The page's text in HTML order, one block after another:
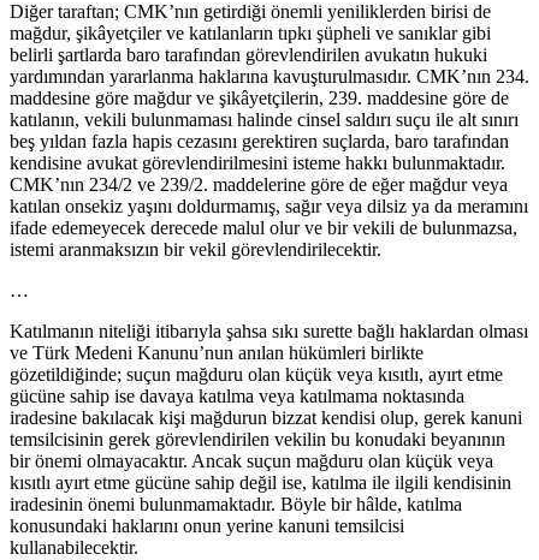
Diğer taraftan; CMK’nın getirdiği önemli yeniliklerden birisi de
mağdur, şikâyetçiler ve katılanların tıpkı şüpheli ve sanıklar gibi
belirli şartlarda baro tarafından görevlendirilen avukatın hukuki
yardımından yararlanma haklarına kavuşturulmasıdır. CMK’nın 234.
maddesine göre mağdur ve şikâyetçilerin, 239. maddesine göre de
katılanın, vekili bulunmaması halinde cinsel saldırı suçu ile alt sınırı
beş yıldan fazla hapis cezasını gerektiren suçlarda, baro tarafından
kendisine avukat görevlendirilmesini isteme hakkı bulunmaktadır.
CMK’nın 234/2 ve 239/2. maddelerine göre de eğer mağdur veya
katılan onsekiz yaşını doldurmamış, sağır veya dilsiz ya da meramını
ifade edemeyecek derecede malul olur ve bir vekili de bulunmazsa,
istemi aranmaksızın bir vekil görevlendirilecektir.
…
Katılmanın niteliği itibarıyla şahsa sıkı surette bağlı haklardan olması
ve Türk Medeni Kanunu’nun anılan hükümleri birlikte
gözetildiğinde; suçun mağduru olan küçük veya kısıtlı, ayırt etme
gücüne sahip ise davaya katılma veya katılmama noktasında
iradesine bakılacak kişi mağdurun bizzat kendisi olup, gerek kanuni
temsilcisinin gerek görevlendirilen vekilin bu konudaki beyanının
bir önemi olmayacaktır. Ancak suçun mağduru olan küçük veya
kısıtlı ayırt etme gücüne sahip değil ise, katılma ile ilgili kendisinin
iradesinin önemi bulunmamaktadır. Böyle bir hâlde, katılma
konusundaki haklarını onun yerine kanuni temsilcisi
kullanabilecektir.